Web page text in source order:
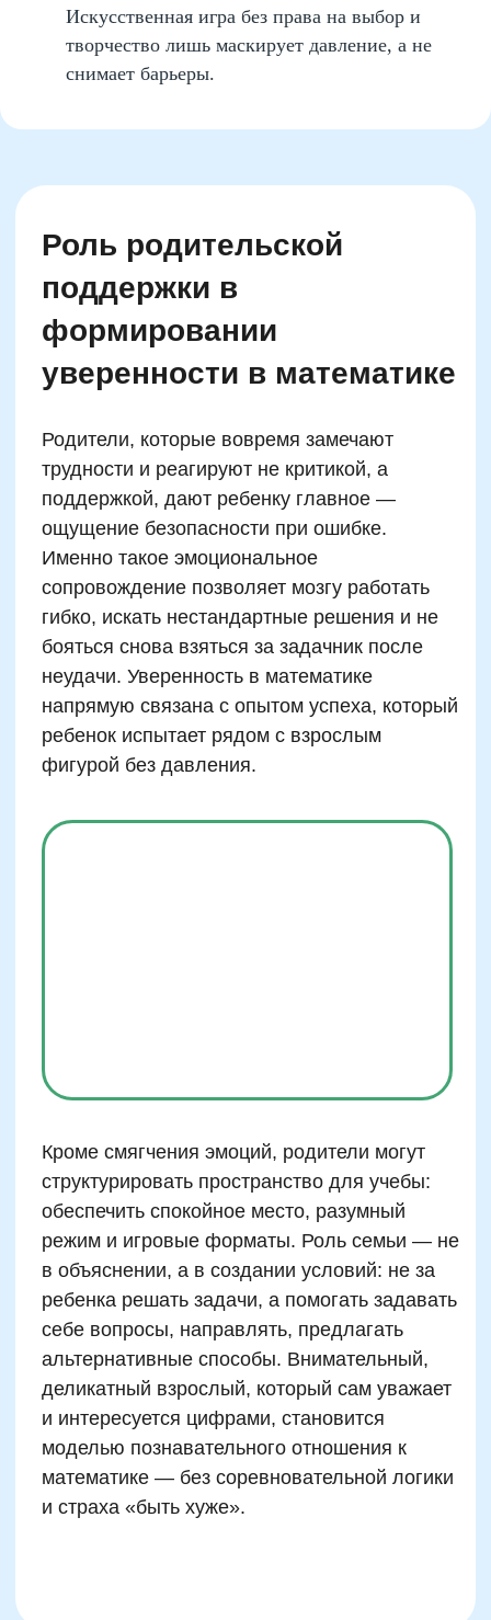
Искусственная игра без права на выбор и
творчество лишь маскирует давление, а не
снимает барьеры.
материалов
на кнопку, вы даете согласие на обработку и распространение
персональных данных
Есть вопросы?
Мы поможем вам!
Подробнее
Скорочтение
Ментальная арифметика
Математика
Красивый почерк
Подготовка к школе
Написание сочинений
Нейрокурс
Программы